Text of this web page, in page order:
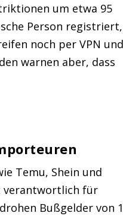
um etwa 95
Person registriert,
noch per VPN
warnen aber, dass
Temu, Shein und
verantwortlich für
Bußgelder von